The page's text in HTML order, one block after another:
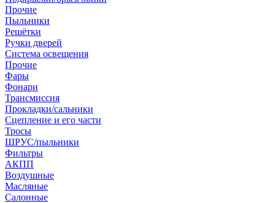
Прочие
Пыльники
Решётки
Ручки дверей
Система освещения
Прочие
Фары
Фонари
Трансмиссия
Прокладки/сальники
Сцепление и его части
Тросы
ШРУС/пыльники
Фильтры
АКПП
Воздушные
Масляные
Салонные